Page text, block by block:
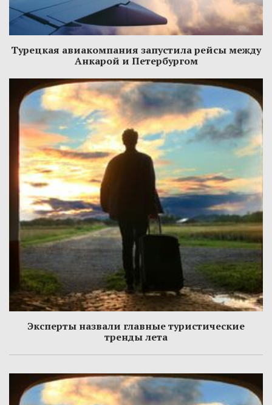
Турецкая авиакомпания запустила рейсы между
Анкарой и Петербургом
Эксперты назвали главные туристические
тренды лета